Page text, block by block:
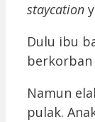
staycation
Dulu ibu
berkorban
Namun
pulak.